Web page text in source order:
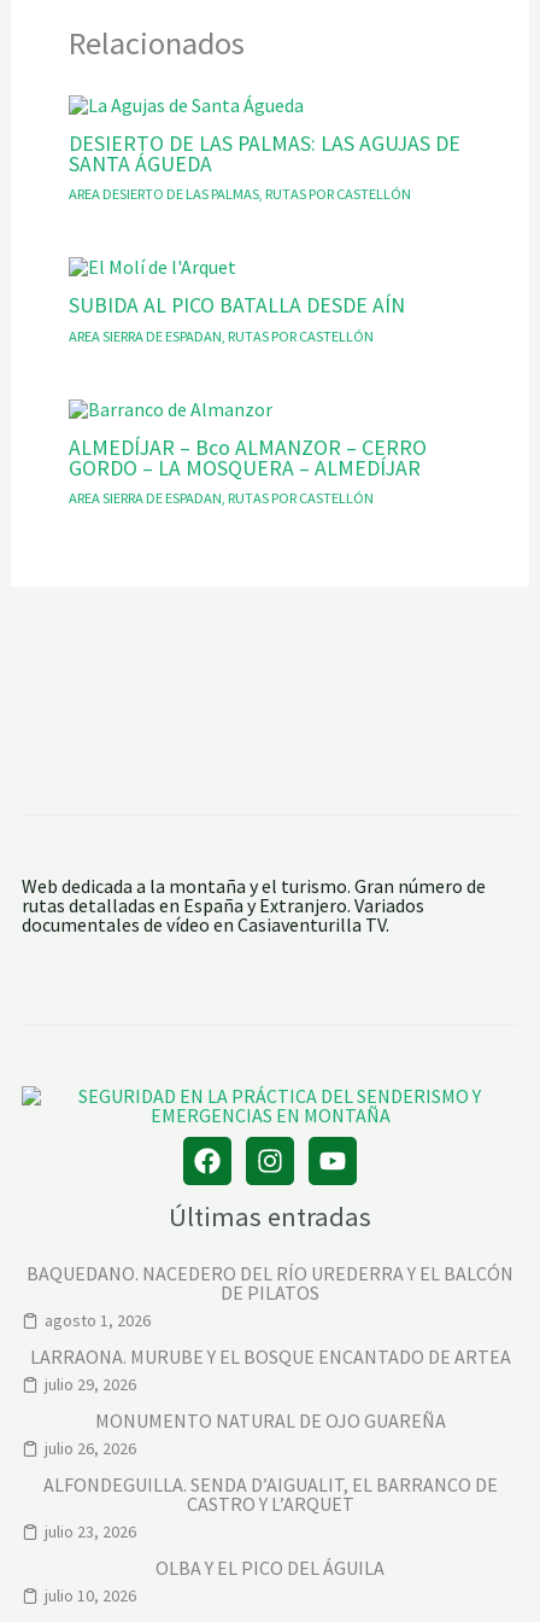
Relacionados
DESIERTO DE LAS PALMAS: LAS AGUJAS DE
SANTA ÁGUEDA
AREA DESIERTO DE LAS PALMAS, RUTAS POR CASTELLÓN
SUBIDA AL PICO BATALLA DESDE AÍN
AREA SIERRA DE ESPADAN RUTAS POR CASTELLÓN
ALMEDÍJAR – Bco ALMANZOR – CERRO
GORDO – LA MOSQUERA – ALMEDÍJAR
AREA SIERRA DE ESPADAN RUTAS POR CASTELLÓN
Web dedicada a la montaña y el turismo. Gran número de
rutas detalladas en España y Extranjero. Variados
documentales de vídeo en Casiaventurilla TV.
Últimas entradas
BAQUEDANO. NACEDERO DEL RÍO UREDERRA Y EL BALCÓN
DE PILATOS
agosto 1, 2026
LARRAONA. MURUBE Y EL BOSQUE ENCANTADO DE ARTEA
julio 29, 2026
MONUMENTO NATURAL DE OJO GUAREÑA
julio 26, 2026
ALFONDEGUILLA. SENDA D’AIGUALIT, EL BARRANCO DE
CASTRO Y L’ARQUET
julio 23, 2026
OLBA Y EL PICO DEL ÁGUILA
julio 10, 2026